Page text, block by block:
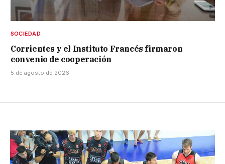
SOCIEDAD
Corrientes y el Instituto Francés firmaron
convenio de cooperación
5 de agosto de 2026